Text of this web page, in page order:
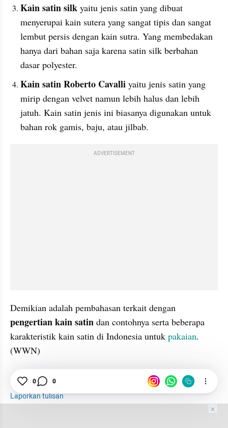
Kain satin silk yaitu jenis satin yang dibuat
menyerupai kain sutera yang sangat tipis dan sangat
lembut persis dengan kain sutra. Yang membedakan
hanya dari bahan saja karena satin silk berbahan
dasar polyester.
Kain satin Roberto Cavalli yaitu jenis satin yang
mirip dengan velvet namun lebih halus dan lebih
jatuh. Kain satin jenis ini biasanya digunakan untuk
bahan rok gamis, baju, atau jilbab.
ADVERTISEMENT
pengertian kain satin dan contohnya serta beberapa
karakteristik kain satin di Indonesia untuk pakaian.
(WWN)
Pakaian
Laporkan tulisan
0 0